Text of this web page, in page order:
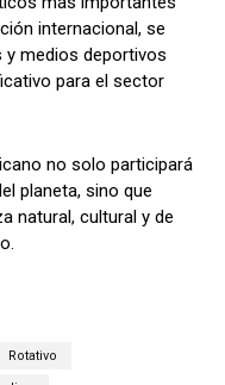
internacional, se
y medios deportivos
para el sector
no solo participará
planeta, sino que
natural, cultural y de
Rotativo